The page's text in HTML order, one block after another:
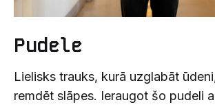
Pudele
Lielisks trauks, kurā uzglabāt
remdēt slāpes. Ieraugot šo pudeli